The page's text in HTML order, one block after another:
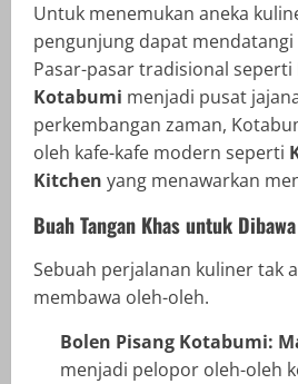
Untuk menemukan aneka
pengunjung dapat mendatangi
Pasar-pasar tradisional seperti
Kotabumi menjadi pusat
perkembangan zaman,
oleh kafe-kafe modern seperti
Kitchen yang menawarkan
Buah Tangan Khas untuk
Sebuah perjalanan kuliner tak
membawa oleh-oleh.
Bolen Pisang Kotabumi:
menjadi pelopor oleh-oleh